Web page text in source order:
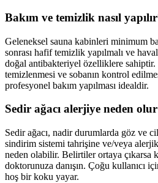
Bakım ve temizlik nasıl
Geleneksel sauna kabinleri minimum
sonrası hafif temizlik yapılmalı ve
doğal antibakteriyel özelliklere sahiptir.
temizlenmesi ve sobanın kontrol
profesyonel bakım yapılması idealdir.
Sedir ağacı alerjiye neden
Sedir ağacı, nadir durumlarda göz ve
sindirim sistemi tahrişine ve/veya
neden olabilir. Belirtiler ortaya çıkarsa
doktorunuza danışın. Çoğu kullanıcı
hoş bir koku yayar.